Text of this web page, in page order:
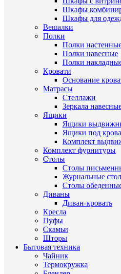
Шкафы
Шкафы для
Вешалки
Полки
Полки
Полки навесные
Полки
Кровати
Основание
Матрасы
Стеллажи
Зеркала
Ящики
Ящики
Ящики под
Комплект
Комплект фурнитуры
Столы
Столы
Журнальные
Столы
Диваны
Диван-кровать
Кресла
Пуфы
Скамьи
Шторы
Бытовая техника
Чайник
Термокружка